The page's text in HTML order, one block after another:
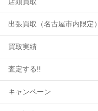
店頭買取
出張買取（名古屋市内限定）
買取実績
査定する!!
キャンペーン